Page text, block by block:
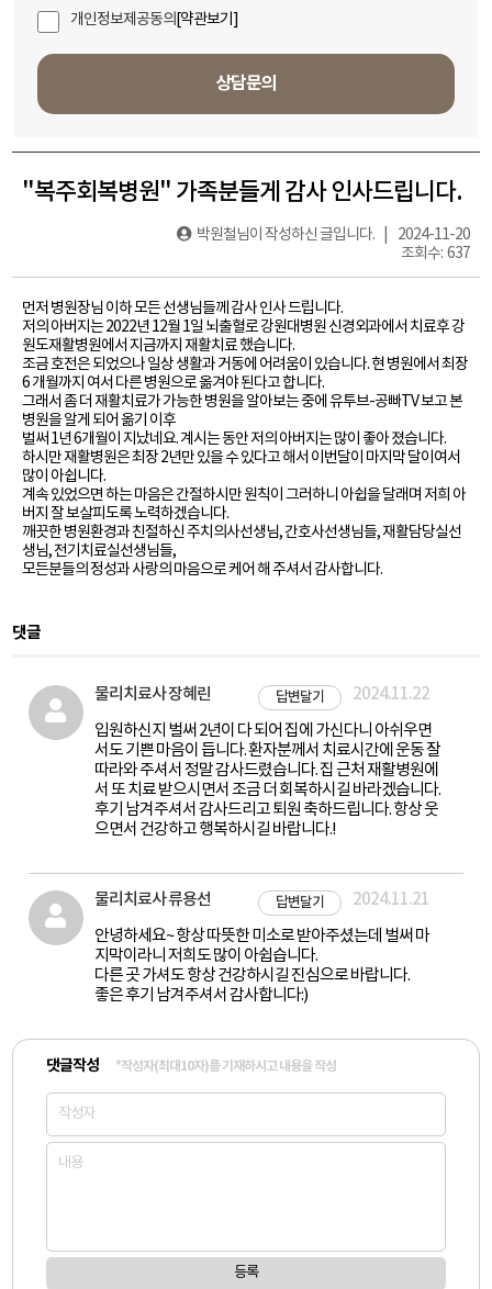
개인정보제공동의 [약관보기]
상담문의
"복주회복병원" 가족분들게 감사 인사드립니다.
박원철님이 작성하신 글입니다. | 2024-11-20
조회수: 637
먼저 병원장님 이하 모든 선생님들께 감사 인사 드립니다.
저의 아버지는 2022년 12월 1일 뇌출혈로 강원대병원 신경외과에서 치료후 강
원도재활병원에서 지금까지 재활치료 했습니다.
조금 호전은 되었으나 일상 생활과 거동에 어려움이 있습니다. 현 병원에서 최장
6 개월까지 여서 다른 병원으로 옮겨야 된다고 합니다.
그래서 좀 더 재활치료가 가능한 병원을 알아보는 중에 유투브-공빠TV 보고 본
병원을 알게 되어 옮기 이후
벌써 1년 6개월이 지났네요. 계시는 동안 저의 아버지는 많이 좋아 졌습니다.
하시만 재활병원은 최장 2년만 있을 수 있다고 해서 이번달이 마지막 달이여서
많이 아쉽니다.
계속 있었으면 하는 마음은 간절하시만 원칙이 그러하니 아쉽을 달래며 저희 아
버지 잘 보살피도록 노력하겠습니다.
깨끗한 병원환경과 친절하신 주치의사선생님, 간호사선생님들, 재활담당실선
생님, 전기치료실선생님들,
모든분들의 정성과 사랑의 마음으로 케어 해 주셔서 감사합니다.
댓글
물리치료사 장혜린 2024.11.22
답변달기
입원하신지 벌써 2년이 다 되어 집에 가신다니 아쉬우면
서도 기쁜 마음이 듭니다. 환자분께서 치료시간에 운동 잘
따라와 주셔서 정말 감사드렸습니다. 집 근처 재활병원에
서 또 치료 받으시면서 조금 더 회복하시길 바라겠습니다.
후기 남겨주셔서 감사드리고 퇴원 축하드립니다. 항상 웃
으면서 건강하고 행복하시길 바랍니다.!
물리치료사 류용선 2024.11.21
답변달기
안녕하세요~ 항상 따뜻한 미소로 받아주셨는데 벌써 마
지막이라니 저희도 많이 아쉽습니다.
다른 곳 가셔도 항상 건강하시길 진심으로 바랍니다.
좋은 후기 남겨주셔서 감사합니다:)
댓글작성 *작성자(최대10자)를 기재하시고 내용을 작성
등록